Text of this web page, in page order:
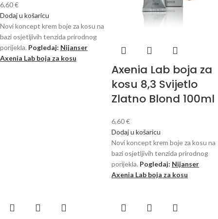
6,60€
Dodaj u košaricu
Novi koncept krem ​​boje za kosu na
bazi osjetljivih tenzida prirodnog
porijekla. Pogledaj: Nijanser
Axenia Lab boja za kosu
Axenia Lab boja za
kosu 8,3 Svijetlo
Zlatno Blond 100ml
6,60€
Dodaj u košaricu
Novi koncept krem ​​boje za kosu na
bazi osjetljivih tenzida prirodnog
porijekla. Pogledaj: Nijanser
Axenia Lab boja za kosu